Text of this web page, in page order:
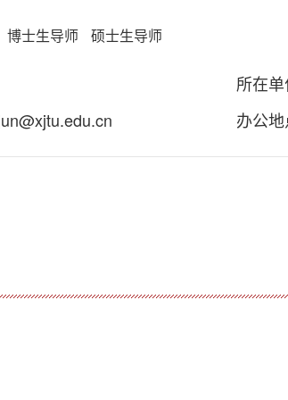
博士生导师 硕士生导师
所在
办公